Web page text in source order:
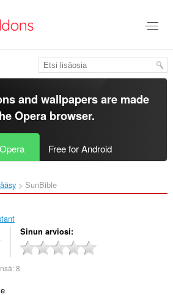
and wallpapers are made
Opera browser.
Free for Android
SunBible‎
Sinun arviosi
8